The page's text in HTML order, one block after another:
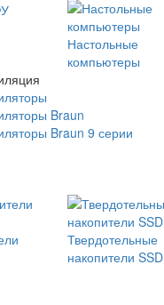
Настольные
компьютеры
Braun
Braun 9 серии
Твердотельные
накопители SSD